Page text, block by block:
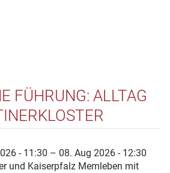
FÜHRUNG: ALLTAG
- 11:30 – 08. Aug 2026 - 12:30
und Kaiserpfalz Memleben mit